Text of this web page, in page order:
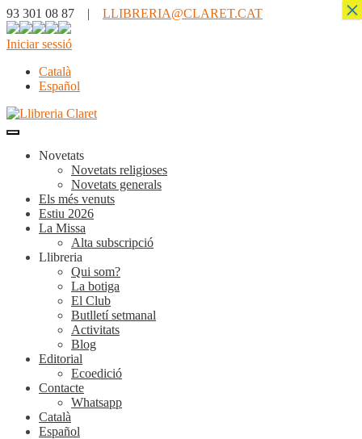
93 301 08 87 | LLIBRERIA@CLARET.CAT
Iniciar sessió
Català
Español
Novetats
Novetats religioses
Novetats generals
Els més venuts
Estiu 2026
La Missa
Alta subscripció
Llibreria
Qui som?
La botiga
El Club
Butlletí setmanal
Activitats
Blog
Editorial
Ecoedició
Contacte
Whatsapp
Català
Español
×